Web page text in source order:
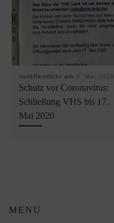
Veröffentlicht am 3. Mai 2020
Schutz vor Coronavirus:
Schließung VHS bis 17.
Mai 2020
MENU